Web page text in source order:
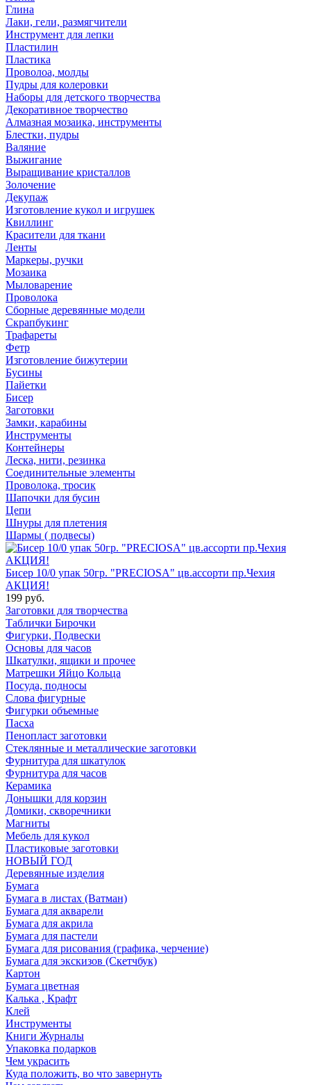
Глина
Лаки, гели, размягчители
Инструмент для лепки
Пластилин
Пластика
Проволоа, молды
Пудры для колеровки
Наборы для детского творчества
Декоративное творчество
Алмазная мозаика, инструменты
Блестки, пудры
Валяние
Выжигание
Выращивание кристаллов
Золочение
Декупаж
Изготовление кукол и игрушек
Квиллинг
Красители для ткани
Ленты
Маркеры, ручки
Мозаика
Мыловарение
Проволока
Сборные деревянные модели
Скрапбукинг
Трафареты
Фетр
Изготовление бижутерии
Бусины
Пайетки
Бисер
Заготовки
Замки, карабины
Инструменты
Контейнеры
Леска, нити, резинка
Соединительные элементы
Проволока, тросик
Шапочки для бусин
Цепи
Шнуры для плетения
Шармы ( подвесы)
Бисер 10/0 упак 50гр. "PRECIOSA" цв.ассорти пр.Чехия
АКЦИЯ!
199 руб.
Заготовки для творчества
Таблички Бирочки
Фигурки, Подвески
Основы для часов
Шкатулки, ящики и прочее
Матрешки Яйцо Кольца
Посуда, подносы
Слова фигурные
Фигурки объемные
Пасха
Пенопласт заготовки
Стеклянные и металлические заготовки
Фурнитура для шкатулок
Фурнитура для часов
Керамика
Донышки для корзин
Домики, скворечники
Магниты
Мебель для кукол
Пластиковые заготовки
НОВЫЙ ГОД
Деревянные изделия
Бумага
Бумага в листах (Ватман)
Бумага для акварели
Бумага для акрила
Бумага для пастели
Бумага для рисования (графика, черчение)
Бумага для экскизов (Скетчбук)
Картон
Бумага цветная
Калька , Крафт
Клей
Инструменты
Книги Журналы
Упаковка подарков
Чем украсить
Куда положить, во что завернуть